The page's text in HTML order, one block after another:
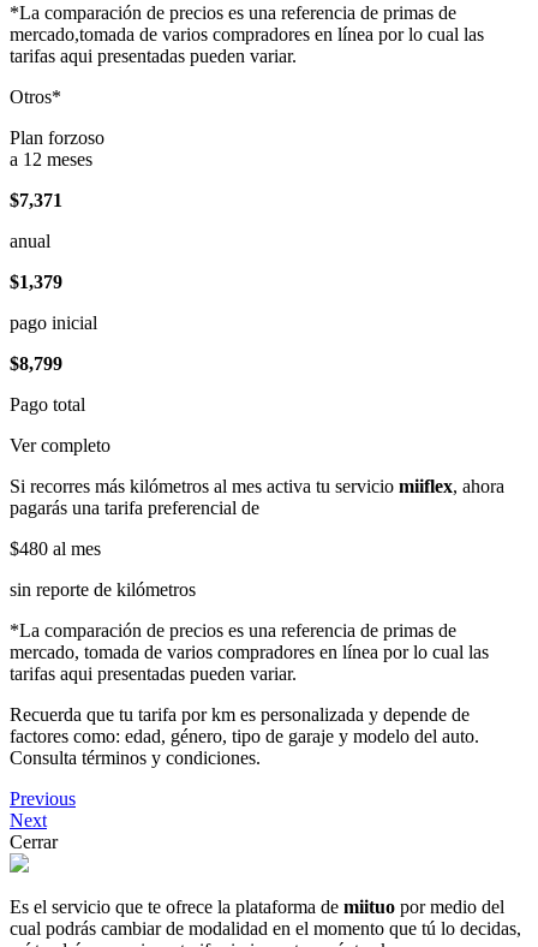
*La comparación de precios es una referencia de primas de
mercado,tomada de varios compradores en línea por lo cual las
tarifas aqui presentadas pueden variar.
Otros*
Plan forzoso
a 12 meses
$7,371
anual
$1,379
pago inicial
$8,799
Pago total
Ver completo
Si recorres más kilómetros al mes activa tu servicio miiflex, ahora
pagarás una tarifa preferencial de
$480 al mes
sin reporte de kilómetros
*La comparación de precios es una referencia de primas de
mercado, tomada de varios compradores en línea por lo cual las
tarifas aqui presentadas pueden variar.
Recuerda que tu tarifa por km es personalizada y depende de
factores como: edad, género, tipo de garaje y modelo del auto.
Consulta términos y condiciones.
Previous
Next
Cerrar
Es el servicio que te ofrece la plataforma de miituo por medio del
cual podrás cambiar de modalidad en el momento que tú lo decidas,